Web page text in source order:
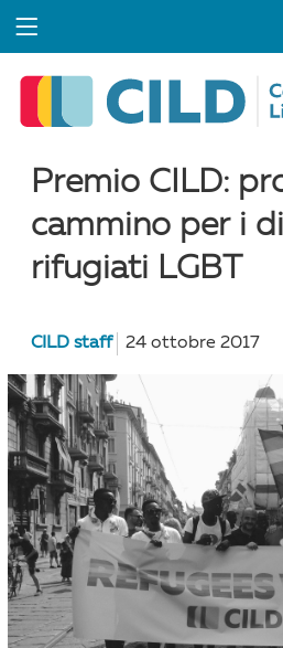
Premio CILD:
cammino per i
rifugiati LGBT
CILD staff 24 ottobre 2017